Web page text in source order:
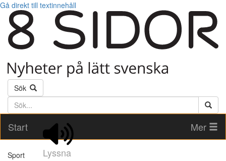
Gå direkt till textinnehåll
Sök
Söktext
Start
Lyssna
Mer
Sport